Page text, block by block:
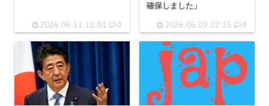
2026.06.11 12:01 0
確保しました」
2026.06.09 22:15 0